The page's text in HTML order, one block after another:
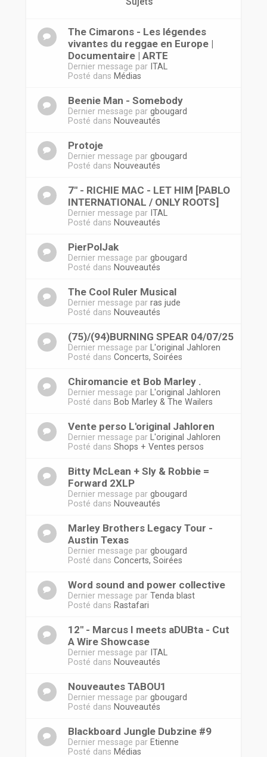
The Cimarons - Les légendes
vivantes du reggae en Europe |
Documentaire | ARTE
Dernier message par ITAL
Posté dans Médias
Beenie Man - Somebody
Dernier message par gbougard
Posté dans Nouveautés
Protoje
Dernier message par gbougard
Posté dans Nouveautés
7" - RICHIE MAC - LET HIM [PABLO
INTERNATIONAL / ONLY ROOTS]
Dernier message par ITAL
Posté dans Nouveautés
PierPolJak
Dernier message par gbougard
Posté dans Nouveautés
The Cool Ruler Musical
Dernier message par ras jude
Posté dans Nouveautés
(75)/(94)BURNING SPEAR 04/07/25
Dernier message par
L'original Jahloren
Posté dans Concerts, Soirées
Chiromancie et Bob Marley .
Dernier message par
L'original Jahloren
Posté dans Bob Marley & The Wailers
Vente perso L'original Jahloren
Dernier message par
L'original Jahloren
Posté dans Shops + Ventes persos
Bitty McLean + Sly & Robbie =
Forward 2XLP
Dernier message par gbougard
Posté dans Nouveautés
Marley Brothers Legacy Tour -
Austin Texas
Dernier message par gbougard
Posté dans Concerts, Soirées
Word sound and power collective
Dernier message par Tenda blast
Posté dans Rastafari
12'' - Marcus I meets aDUBta - Cut
A Wire Showcase
Dernier message par ITAL
Posté dans Nouveautés
Nouveautes TABOU1
Dernier message par gbougard
Posté dans Nouveautés
Blackboard Jungle Dubzine #9
Dernier message par Etienne
Posté dans Médias